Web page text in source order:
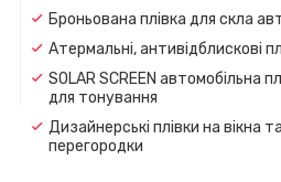
Броньована плівка для скла
Атермальні, антивідблискові
SOLAR SCREEN автомобільна
для тонування
Дизайнерські плівки на вікна та
перегородки